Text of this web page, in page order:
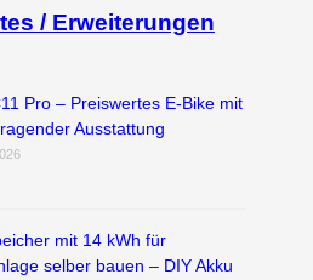
/ Erweiterungen
Pro – Preiswertes E-Bike mit
Ausstattung
mit 14 kWh für
selber bauen – DIY Akku